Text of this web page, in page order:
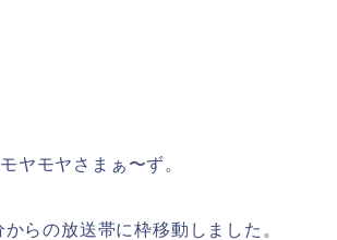
ヤモヤさまぁ〜ず。
らの放送帯に枠移動しました。